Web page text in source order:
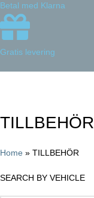
Betal med Klarna
Gratis levering
TILLBEHÖR
Home » TILLBEHÖR
SEARCH BY VEHICLE